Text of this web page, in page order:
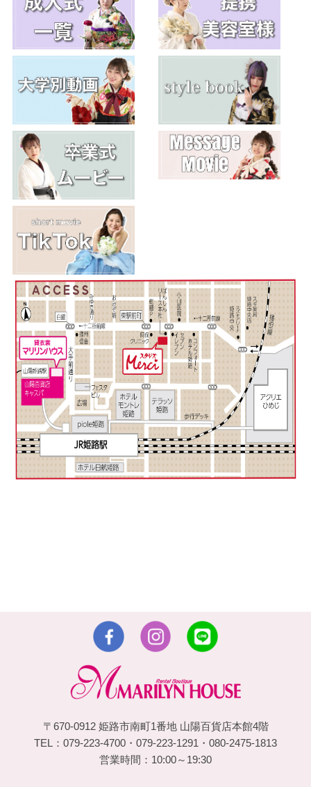
〒670-0912 姫路市南町1番地 山陽百貨店本館4階
TEL：079-223-4700・079-223-1291・080-2475-1813
営業時間：10:00～19:30